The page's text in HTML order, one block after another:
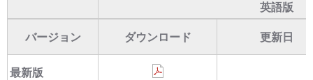
英語版
バージョン ダウンロード 更新日
最新版